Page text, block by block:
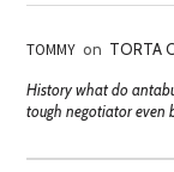
TOMMY on TORTA
History what do
tough negotiator even